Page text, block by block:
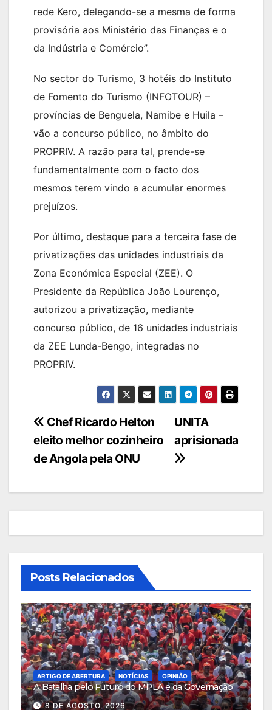
rede Kero, delegando-se a mesma de forma
provisória aos Ministério das Finanças e o
da Indústria e Comércio”.
No sector do Turismo, 3 hotéis do Instituto
de Fomento do Turismo (INFOTOUR) –
províncias de Benguela, Namibe e Huila –
vão a concurso público, no âmbito do
PROPRIV. A razão para tal, prende-se
fundamentalmente com o facto dos
mesmos terem vindo a acumular enormes
prejuízos.
Por último, destaque para a terceira fase de
privatizações das unidades industriais da
Zona Económica Especial (ZEE). O
Presidente da República João Lourenço,
autorizou a privatização, mediante
concurso público, de 16 unidades industriais
da ZEE Lunda-Bengo, integradas no
PROPRIV.
Navegação
de
artigos
UNITA
aprisionada
Chef Ricardo Helton
eleito melhor cozinheiro
de Angola pela ONU
Posts Relacionados
ARTIGO DE ABERTURA NOTÍCIAS OPINIÃO
A Batalha pelo Futuro do MPLA e da Governação
8 DE AGOSTO, 2026